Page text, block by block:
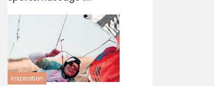
København
inspiration